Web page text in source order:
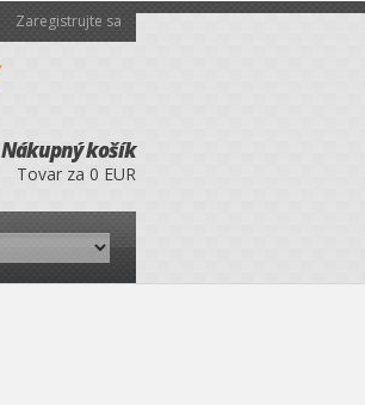
Zaregistrujte sa
Nákupný košík
Tovar za 0 EUR